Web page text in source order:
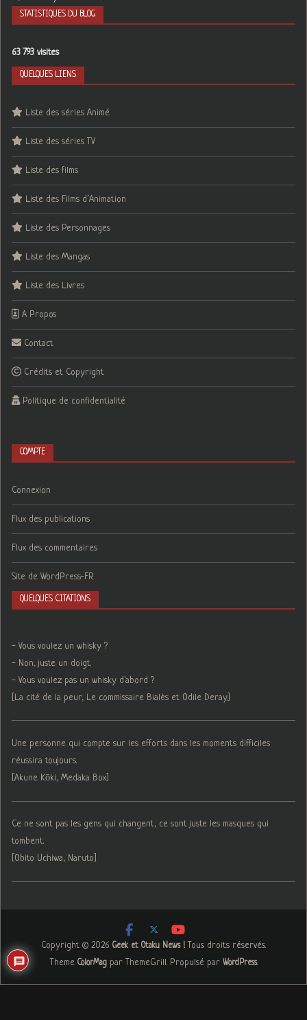
STATISTIQUES DU BLOG
63 793 visites
QUELQUES LIENS
Liste des séries Animé
Liste des séries TV
Liste des films
Liste des Films d’Animation
Liste des Personnages
Liste des Mangas
Liste des Livres
A Propos
Contact
Crédits et Copyright
Politique de confidentialité
COMPTE
Connexion
Flux des publications
Flux des commentaires
Site de WordPress-FR
QUELQUES CITATIONS
- Vous voulez un whisky ?
- Non, juste un doigt.
- Vous voulez pas un whisky d'abord ?
[La cité de la peur, Le commissaire Bialès et Odile Deray.]
Une personne qui compte sur les efforts dans les moments difficiles
réussira toujours.
[Akune Kōki, Medaka Box]
Ce ne sont pas les gens qui changent, ce sont juste les masques qui
tombent.
[Obito Uchiwa, Naruto]
Copyright © 2026 Geek et Otaku News !. Tous droits réservés.
Theme ColorMagpar ThemeGrill. Propulsé par WordPress.